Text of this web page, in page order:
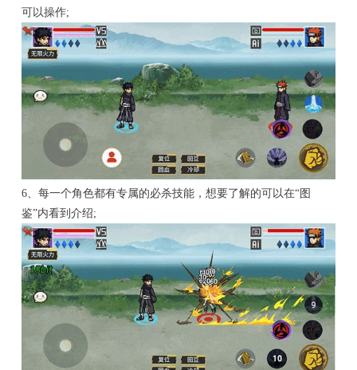
可以操作;
6、每一个角色都有专属的必杀技能，想要了解的可以在“图
鉴”内看到介绍;